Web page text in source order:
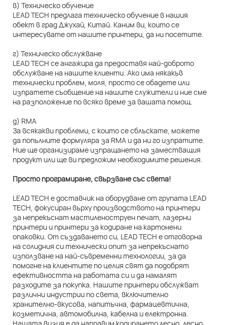
в) Техническо обучение
LEAD TECH предлага техническо обучение в нашия
обект в град Джухай, Китай. Каним ви, които се
интересувате от нашите принтери, да ни посетите.
г) Техническо обслужване
LEAD TECH се ангажира да предоставя най-доброто
обслужване на нашите клиенти. Ако има някакъв
технически проблем, моля, просто се обадете или
изпратете съобщение на нашите служители и ние сме
на разположение по всяко време за вашата помощ.
д) RMA
За всякакви проблеми, с които се сблъскате, можете
да попълните формуляра за RMA и да ни го изпратите.
Ние ще организираме изпращането на заместващия
продукт или ще ви предложим необходимите решения.
Просто програмиране, свързване със света!
LEAD TECH е доставчик на оборудване от групата LEAD
TECH, фокусиран върху производството на принтери
за непрекъснат мастиленоструен печат, лазерни
принтери и принтери за кодиране на картонени
опаковки. От създаването си, LEAD TECH е отговорна
на солидния си технически опит за непрекъснато
използване на най-съвременни технологии, за да
помогне на клиентите по целия свят да подобрят
ефективността на работата си и да намалят
разходите за покупка. Нашите принтери обслужват
различни индустрии по света, включително
хранително-вкусова, напитъчна, фармацевтична,
козметична, автомобилна, кабелна и електронна.